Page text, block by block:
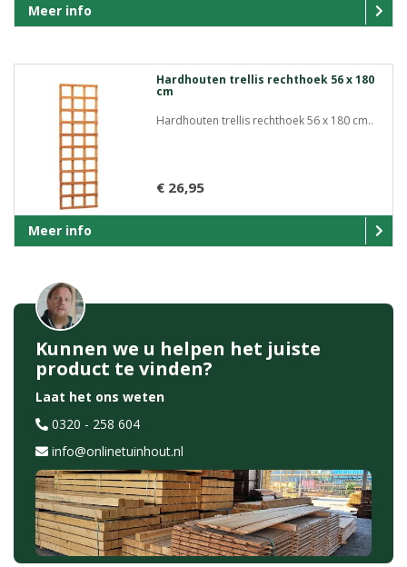
Meer info
Hardhouten trellis rechthoek 56 x 180
cm
Hardhouten trellis rechthoek 56 x 180 cm..
€ 26,95
Meer info
Kunnen we u helpen het juiste
product te vinden?
Laat het ons weten
0320 - 258 604
info@onlinetuinhout.nl